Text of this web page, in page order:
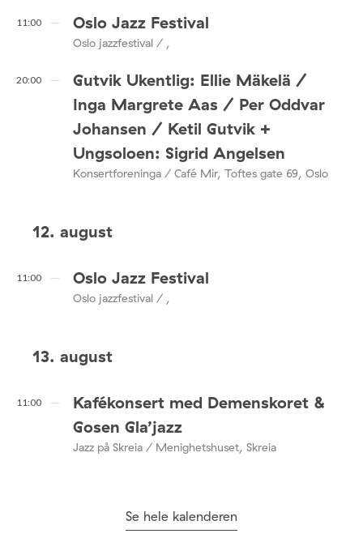
11:00 Oslo Jazz Festival
Oslo jazzfestival / ,
20:00
Gutvik Ukentlig: Ellie Mäkelä /
Inga Margrete Aas / Per Oddvar
Johansen / Ketil Gutvik +
Ungsoloen: Sigrid Angelsen
Konsertforeninga / Café Mir, Toftes gate 69, Oslo
12. august
11:00 Oslo Jazz Festival
Oslo jazzfestival / ,
13. august
11:00
Kafékonsert med Demenskoret &
Gosen Gla’jazz
Jazz på Skreia / Menighetshuset, Skreia
Se hele kalenderen